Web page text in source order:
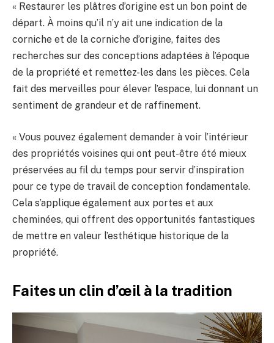
« Restaurer les plâtres d’origine est un bon point de
départ. À moins qu’il n’y ait une indication de la
corniche et de la corniche d’origine, faites des
recherches sur des conceptions adaptées à l’époque
de la propriété et remettez-les dans les pièces. Cela
fait des merveilles pour élever l’espace, lui donnant un
sentiment de grandeur et de raffinement.
« Vous pouvez également demander à voir l’intérieur
des propriétés voisines qui ont peut-être été mieux
préservées au fil du temps pour servir d’inspiration
pour ce type de travail de conception fondamentale.
Cela s’applique également aux portes et aux
cheminées, qui offrent des opportunités fantastiques
de mettre en valeur l’esthétique historique de la
propriété.
Faites un clin d’œil à la tradition